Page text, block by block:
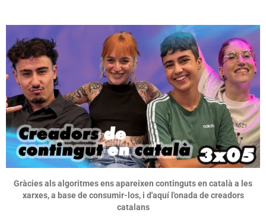
Gràcies als algoritmes ens apareixen continguts en català a les
xarxes, a base de consumir-los, i d'aquí l'onada de creadors
catalans